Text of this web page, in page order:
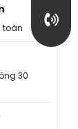
toàn
30